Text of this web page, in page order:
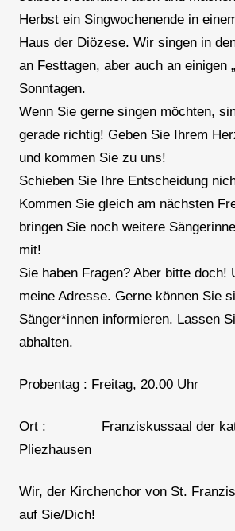
Herbst ein Singwochenende in
Haus der Diözese. Wir singen in
an Festtagen, aber auch an einigen
Sonntagen.
Wenn Sie gerne singen möchten,
gerade richtig! Geben Sie Ihrem
und kommen Sie zu uns!
Schieben Sie Ihre Entscheidung
Kommen Sie gleich am nächsten
bringen Sie noch weitere
mit!
Sie haben Fragen? Aber bitte doch!
meine Adresse. Gerne können Sie
Sänger*innen informieren. Lassen
abhalten.
Probentag : Freitag, 20.00 Uhr
Ort : Franziskussaal der
Pliezhausen
Wir, der Kirchenchor von St.
auf Sie/Dich!